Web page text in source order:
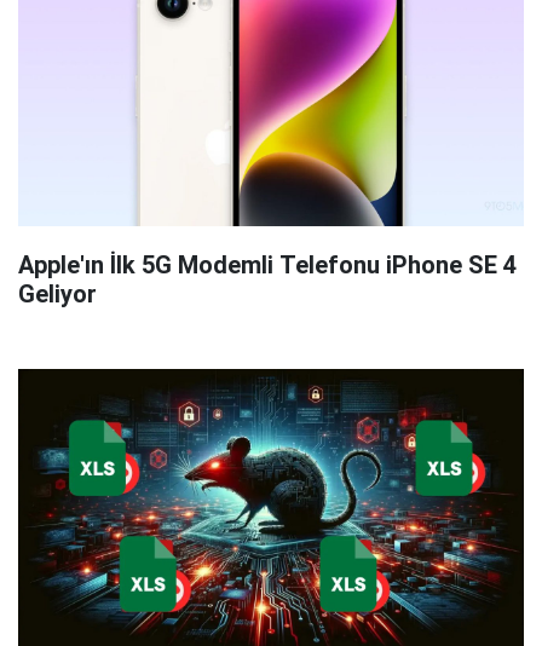
Apple'ın İlk 5G Modemli Telefonu iPhone SE 4
Geliyor